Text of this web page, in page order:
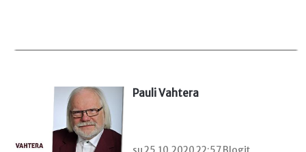
Pauli Vahtera